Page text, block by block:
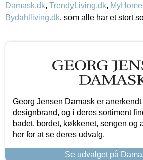
Damask.dk, TrendyLiving.dk,
Bydahlliving.dk, som alle har et stort
Georg Jensen Damask er
designbrand, og i deres sortiment
badet, bordet, køkkenet, sengen og
her for at se deres udvalg.
Se udvalget på